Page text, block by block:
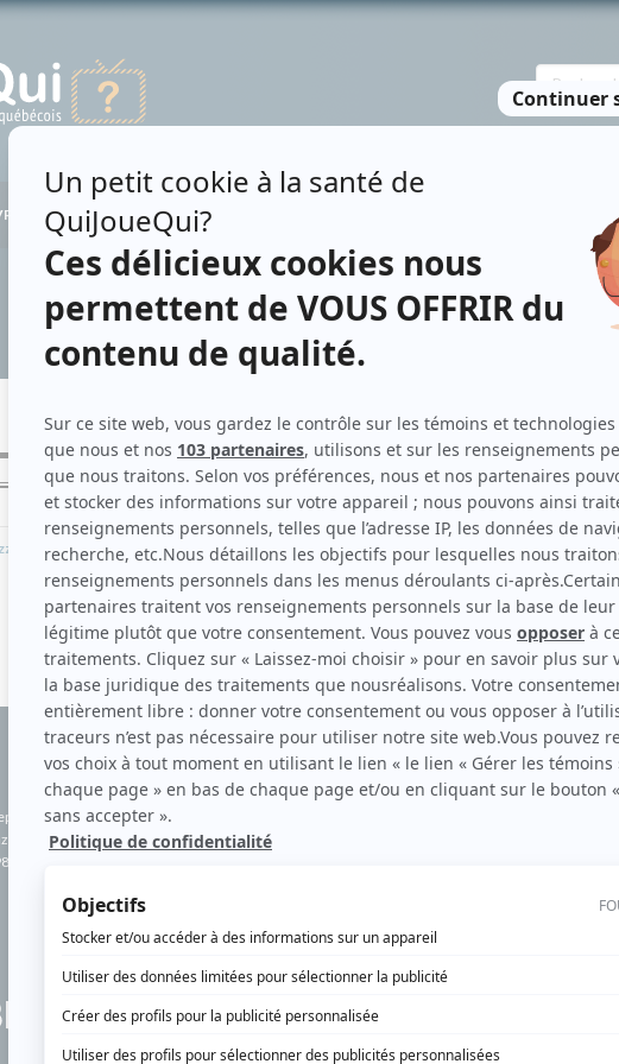
LISTE DES PERSONNES
GUÉRIN
Personnages
Les bracelets rouges(Karine )
2001, Richard Therrien carbure à son petit écran. Celui qu’on surnomme parfois
TV Hebdo de 1996 à 2001. Sa spécialité: la télé québécoise. On peut l’entendre régulièrement